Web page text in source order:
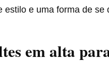
e uma forma de se
em alta